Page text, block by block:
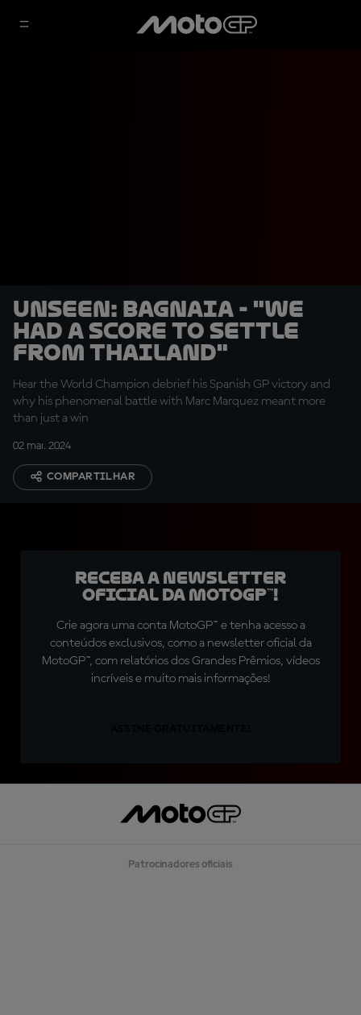
UNSEEN: Bagnaia - "We
had a score to settle
from Thailand"
Hear the World Champion debrief his Spanish GP victory and
why his phenomenal battle with Marc Marquez meant more
than just a win
02 mai. 2024
COMPARTILHAR
Receba a newsletter
oficial da MotoGP™!
Crie agora uma conta MotoGP™ e tenha acesso a
conteúdos exclusivos, como a newsletter oficial da
MotoGP™, com relatórios dos Grandes Prêmios, vídeos
incríveis e muito mais informações!
Patrocinadores oficiais